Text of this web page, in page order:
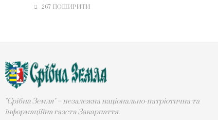
267 ПОШИРИТИ
"Срібна Земля" – незалежна національно-патріотична та
інформаційна газета Закарпаття.